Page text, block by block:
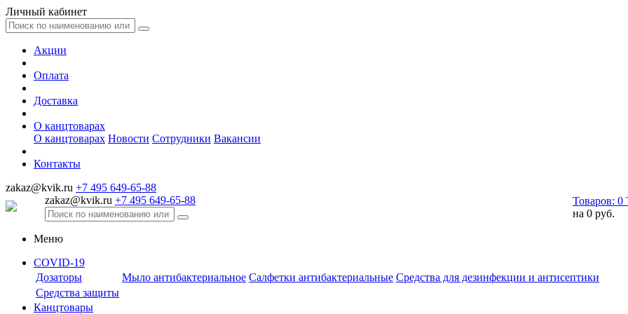
Личный кабинет
Акции
Оплата
Доставка
О канцтоварах
О канцтоварах Новости Сотрудники Вакансии
Контакты
zakaz@kvik.ru +7 495 649-65-88
zakaz@kvik.ru +7 495 649-65-88 Товаров: 0
на 0 руб.
Меню
COVID-19
Дозаторы
Мыло антибактериальное Салфетки антибактериальные Средства для дезинфекции и антисептики
Средства защиты
Канцтовары